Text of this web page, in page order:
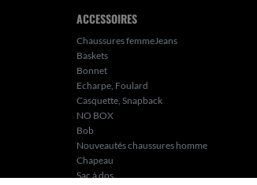
ACCESSOIRES
Chaussures femmeJeans
Baskets
Bonnet
Echarpe, Foulard
Casquette, Snapback
NO BOX
Bob
Nouveautés chaussures homme
Chapeau
Sac à dos